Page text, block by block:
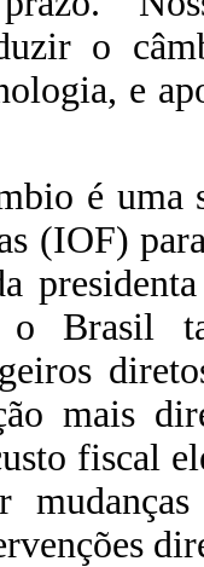
o
e
é uma
(IOF)
Brasil
mais
fiscal